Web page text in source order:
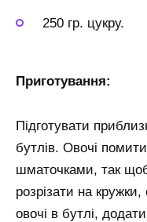
250 гр. цукру.
Приготування:
Підготувати
бутлів. Овочі
шматочками, так
розрізати на
овочі в бутлі,